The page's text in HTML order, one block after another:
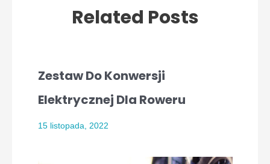
Related Posts
Zestaw Do Konwersji
Elektrycznej Dla Roweru
15 listopada, 2022